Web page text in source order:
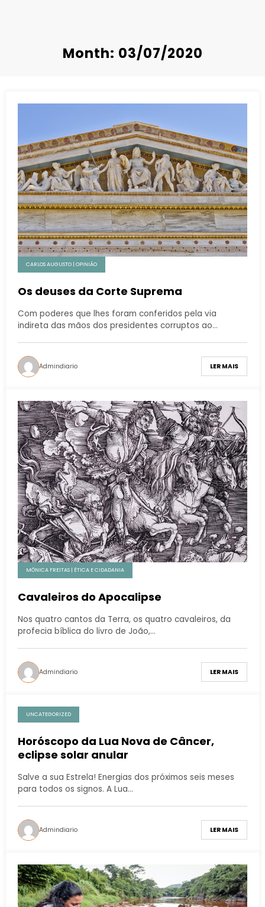
Month: 03/07/2020
CARLOS AUGUSTO | OPINIÃO
Os deuses da Corte Suprema
Com poderes que lhes foram conferidos pela via
indireta das mãos dos presidentes corruptos ao…
Admindiario LER MAIS
MÔNICA FREITAS | ÉTICA E CIDADANIA
Cavaleiros do Apocalipse
Nos quatro cantos da Terra, os quatro cavaleiros, da
profecia bíblica do livro de João,…
Admindiario LER MAIS
UNCATEGORIZED
Horóscopo da Lua Nova de Câncer,
eclipse solar anular
Salve a sua Estrela! Energias dos próximos seis meses
para todos os signos. A Lua…
Admindiario LER MAIS